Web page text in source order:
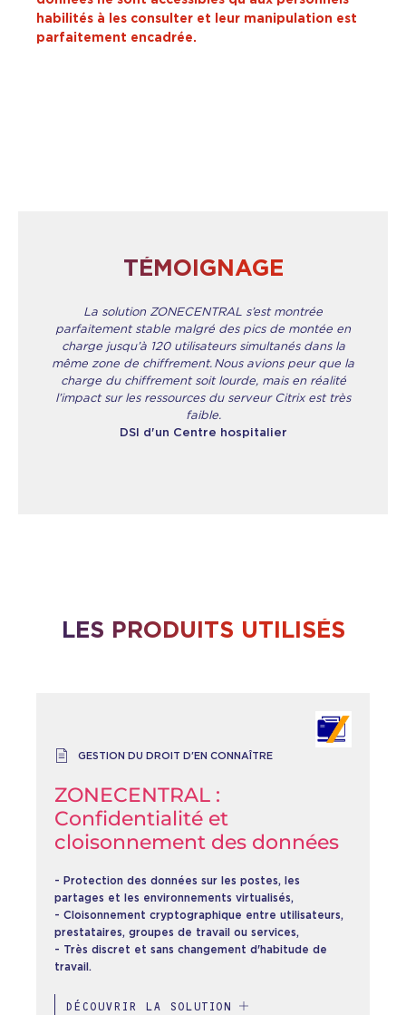
habilités à les consulter et leur manipulation est
parfaitement encadrée.
TÉMOIGNAGE
La solution ZONECENTRAL s’est montrée
parfaitement stable malgré des pics de montée en
charge jusqu’à 120 utilisateurs simultanés dans la
même zone de chiffrement. Nous avions peur que la
charge du chiffrement soit lourde, mais en réalité
l’impact sur les ressources du serveur Citrix est très
faible.
DSI d'un Centre hospitalier
LES PRODUITS UTILISÉS
GESTION DU DROIT D'EN CONNAÎTRE
ZONECENTRAL :
Confidentialité et
cloisonnement des données
- Protection des données sur les postes, les
partages et les environnements virtualisés,
- Cloisonnement cryptographique entre utilisateurs,
prestataires, groupes de travail ou services,
- Très discret et sans changement d'habitude de
travail.
DÉCOUVRIR LA SOLUTION